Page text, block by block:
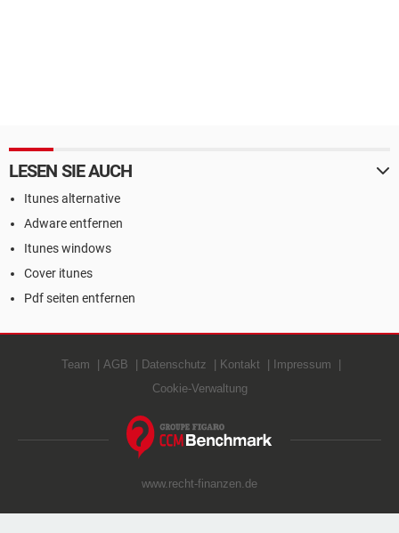
LESEN SIE AUCH
Itunes alternative
Adware entfernen
Itunes windows
Cover itunes
Pdf seiten entfernen
Team AGB Datenschutz Kontakt
Impressum
Cookie-Verwaltung
www.recht-finanzen.de